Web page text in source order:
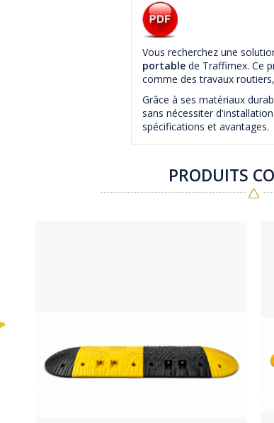
Vous recherchez une
portable de Traffimex. Ce
comme des travaux
Grâce à ses matériaux
sans nécessiter
spécifications et avantages.
PRODUITS